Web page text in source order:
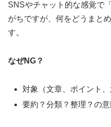
SNSやチャット的な感覚で
がちですが、何をどうまと
す。
なぜNG？
対象（文章、ポイント
要約？分類？整理？の